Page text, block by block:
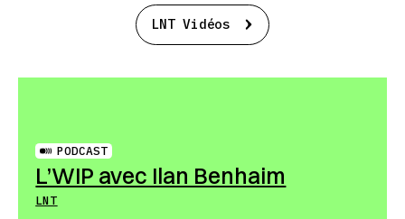
LNT Vidéos
PODCAST
L’WIP avec Ilan Benhaim
LNT